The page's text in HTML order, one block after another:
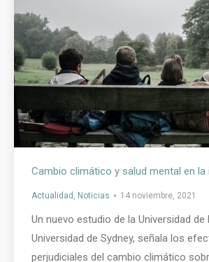
Cambio climático y salud mental en la
Actualidad Noticias 14 noviembre, 2021
Un nuevo estudio de la Universidad de
Universidad de Sydney, señala los
perjudiciales del cambio climático